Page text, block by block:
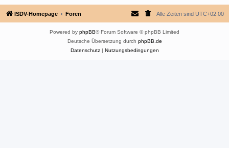
ISDV-Homepage Foren Alle Zeiten sind UTC+02:00
Powered by phpBB® Forum Software © phpBB Limited
Deutsche Übersetzung durch phpBB.de
Datenschutz| Nutzungsbedingungen